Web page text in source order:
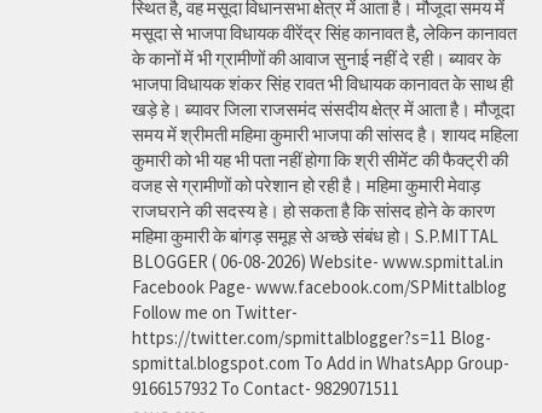
स्थित है, वह मसूदा विधानसभा क्षेत्र में आता है। मौजूदा समय में
मसूदा से भाजपा विधायक वीरेंद्र सिंह कानावत है, लेकिन कानावत
के कानों में भी ग्रामीणों की आवाज सुनाई नहीं दे रही। ब्यावर के
भाजपा विधायक शंकर सिंह रावत भी विधायक कानावत के साथ ही
खड़े हे। ब्यावर जिला राजसमंद संसदीय क्षेत्र में आता है। मौजूदा
समय में श्रीमती महिमा कुमारी भाजपा की सांसद है। शायद महिला
कुमारी को भी यह भी पता नहीं होगा कि श्री सीमेंट की फैक्ट्री की
वजह से ग्रामीणों को परेशान हो रही है। महिमा कुमारी मेवाड़
राजघराने की सदस्य हे। हो सकता है कि सांसद होने के कारण
महिमा कुमारी के बांगड़ समूह से अच्छे संबंध हो। S.P.MITTAL
BLOGGER ( 06-08-2026) Website- www.spmittal.in
Facebook Page- www.facebook.com/SPMittalblog
Follow me on Twitter-
https://twitter.com/spmittalblogger?s=11 Blog-
spmittal.blogspot.com To Add in WhatsApp Group-
9166157932 To Contact- 9829071511